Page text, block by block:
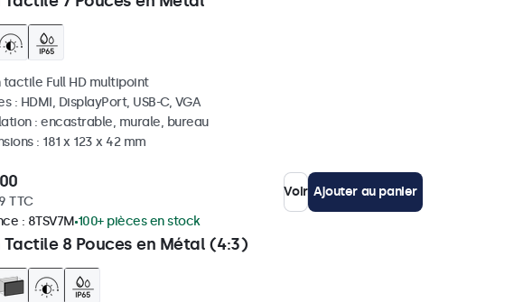
tactile Full HD multipoint
: HDMI, DisplayPort, USB-C, VGA
: encastrable, murale, bureau
: 181 x 123 x 42 mm
TTC
Voir Ajouter au panier
Tactile 8 Pouces en Métal (4:3)
: 8TSV7M 100+ pièces en stock